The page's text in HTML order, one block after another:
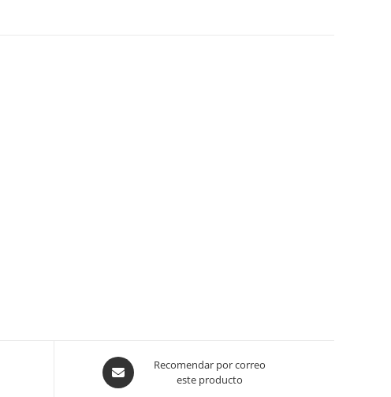
Opens
in
Recomendar por correo
este producto